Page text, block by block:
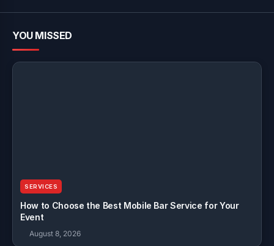
YOU MISSED
SERVICES
How to Choose the Best Mobile Bar Service for Your
Event
August 8, 2026